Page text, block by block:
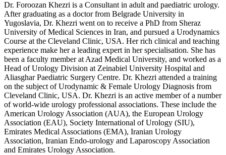
Dr. Foroozan Khezri is a Consultant in adult and paediatric urology.
After graduating as a doctor from Belgrade University in
Yugoslavia, Dr. Khezri went on to receive a PhD from Sheraz
University of Medical Sciences in Iran, and pursued a Urodynamics
Course at the Cleveland Clinic, USA. Her rich clinical and teaching
experience make her a leading expert in her specialisation. She has
been a faculty member at Azad Medical University, and worked as a
Head of Urology Division at Zeinabiel University Hospital and
Aliasghar Paediatric Surgery Centre. Dr. Khezri attended a training
on the subject of Urodynamic & Female Urology Diagnosis from
Cleveland Clinic, USA. Dr. Khezri is an active member of a number
of world-wide urology professional associations. These include the
American Urology Association (AUA), the European Urology
Association (EAU), Society International of Urology (SIU),
Emirates Medical Associations (EMA), Iranian Urology
Association, Iranian Endo-urology and Laparoscopy Association
and Emirates Urology Association.